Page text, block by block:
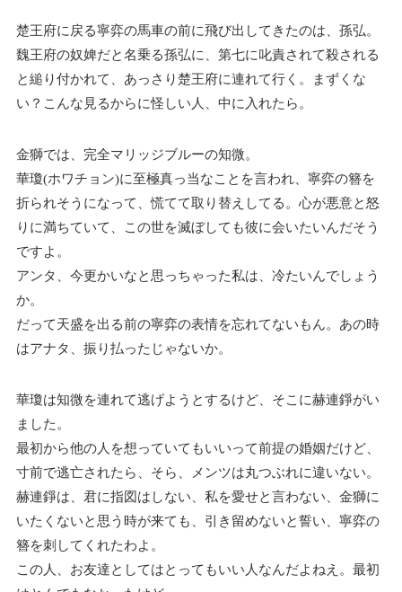
楚王府に戻る寧弈の馬車の前に飛び出してきたのは、孫弘。
魏王府の奴婢だと名乗る孫弘に、第七に叱責されて殺される
と縋り付かれて、あっさり楚王府に連れて行く。まずくな
い？こんな見るからに怪しい人、中に入れたら。
金獅では、完全マリッジブルーの知微。
華瓊(ホワチョン)に至極真っ当なことを言われ、寧弈の簪を
折られそうになって、慌てて取り替えしてる。心が悪意と怒
りに満ちていて、この世を滅ぼしても彼に会いたいんだそう
ですよ。
アンタ、今更かいなと思っちゃった私は、冷たいんでしょう
か。
だって天盛を出る前の寧弈の表情を忘れてないもん。あの時
はアナタ、振り払ったじゃないか。
華瓊は知微を連れて逃げようとするけど、そこに赫連錚がい
ました。
最初から他の人を想っていてもいいって前提の婚姻だけど、
寸前で逃亡されたら、そら、メンツは丸つぶれに違いない。
赫連錚は、君に指図はしない、私を愛せと言わない、金獅に
いたくないと思う時が来ても、引き留めないと誓い、寧弈の
簪を刺してくれたわよ。
この人、お友達としてはとってもいい人なんだよねえ。最初